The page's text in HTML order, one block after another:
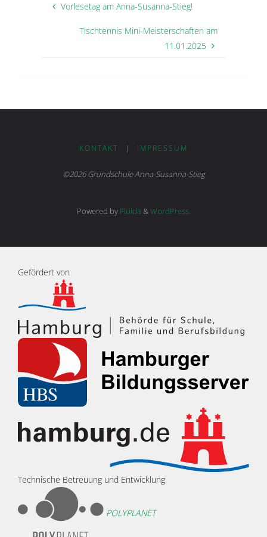
Vorlesetag am Anna-Susanna-Stieg!
Tischtennis Mini-Meisterschaften am
11.01.2025
KONTAKT | IMPRESSUM
©2026 Grundschule Anna-Susanna-Stieg
Powered byFluida &WordPress.
Gefördert von
Technische Betreuung und Entwicklung
POLYPLANET